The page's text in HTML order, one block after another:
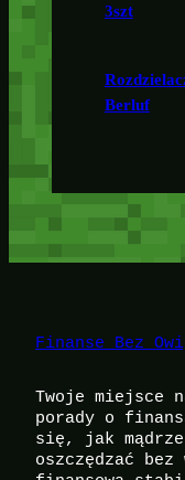
3szt
Berluf
Finanse Bez
Twoje miejsce
porady o
się, jak
oszczędzać bez